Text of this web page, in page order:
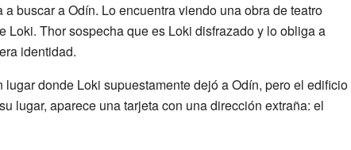
a buscar a Odín. Lo encuentra viendo una obra de teatro
Loki. Thor sospecha que es Loki disfrazado y lo obliga a
identidad.
donde Loki supuestamente dejó a Odín, pero el edificio
lugar, aparece una tarjeta con una dirección extraña: el